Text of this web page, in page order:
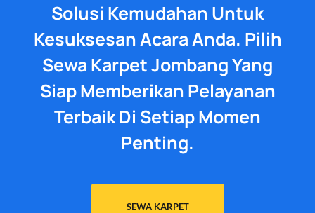
Solusi Kemudahan Untuk
Kesuksesan Acara Anda. Pilih
Sewa Karpet Jombang Yang
Siap Memberikan Pelayanan
Terbaik Di Setiap Momen
Penting.
SEWA KARPET